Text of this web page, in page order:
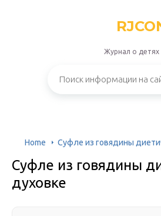
Журнал о детях
Home Суфле из говядины
Суфле из говядины
духовке